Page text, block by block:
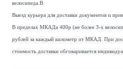
велосипеда.В
Выезд курьера для доставки документов и
В пределах МКАДа 400р (не более 3-х
рублей за каждый километр от МКАД. При
стоимость доставки обговаривается